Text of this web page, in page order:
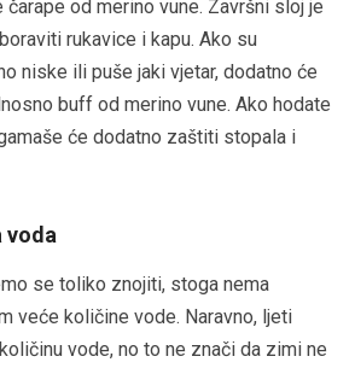
od merino vune. Završni sloj je
rukavice i kapu. Ako su
niske ili puše jaki vjetar, dodatno će
buff od merino vune. Ako hodate
će dodatno zaštiti stopala i
voda
se toliko znojiti, stoga nema
veće količine vode. Naravno, ljeti
vode, no to ne znači da zimi ne